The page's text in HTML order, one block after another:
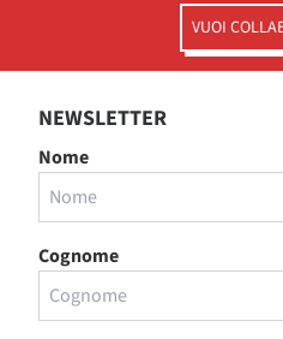
VUOI
NEWSLETTER
Nome
Cognome